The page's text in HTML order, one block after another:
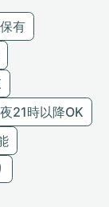
有
夜21時以降OK